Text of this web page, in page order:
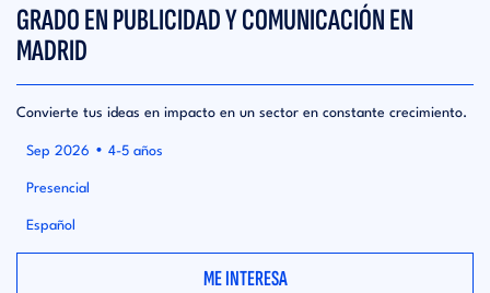
GRADO EN PUBLICIDAD Y COMUNICACIÓN EN
MADRID
Convierte tus ideas en impacto en un sector en constante crecimiento.
Sep 2026 • 4-5 años
Presencial
Español
ME INTERESA